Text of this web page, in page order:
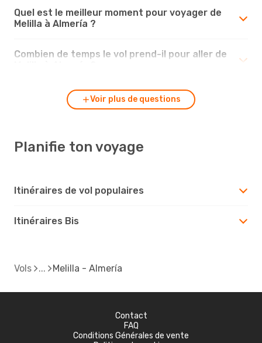
Quel est le meilleur moment pour voyager de
Melilla à Almería ?
Combien de temps le vol prend-il pour aller de
Voir plus de questions
Planifie ton voyage
Itinéraires de vol populaires
Itinéraires Bis
Vols Melilla - Almería
Contact
FAQ
Conditions Générales de vente